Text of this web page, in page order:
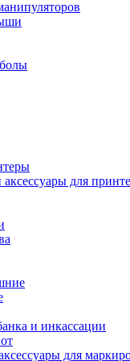
для
и инкассации
для